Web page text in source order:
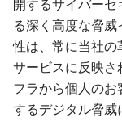
開するサイバー
る深く高度な脅
性は、常に当社の
サービスに反映さ
フラから個人の
するデジタル脅威